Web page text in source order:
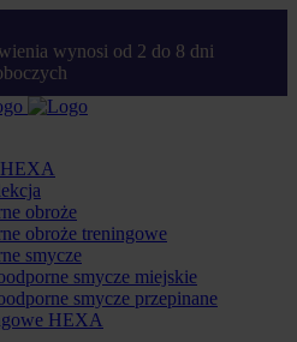
wynosi od 2 do 8 dni
obroże
obroże treningowe
smycze
smycze miejskie
smycze przepinane
HEXA